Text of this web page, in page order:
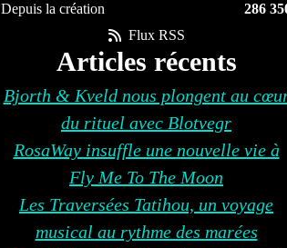
Depuis la création
286
Flux RSS
Articles récents
Bjorth & Kveld nous plongent au
du rituel avec Blotvegr
RosaWay insuffle une nouvelle vie à
Fly Me To The Moon
Les Traversées Tatihou, un voyage
musical au rythme des marées